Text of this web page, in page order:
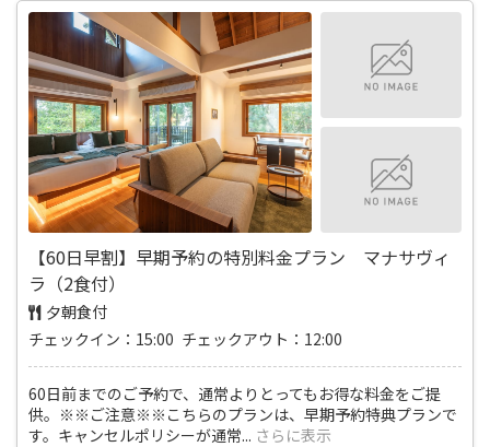
【60日早割】早期予約の特別料金プラン マナサヴィ
ラ（2食付）
夕朝食付
チェックイン：15:00 チェックアウト：12:00
60日前までのご予約で、通常よりとってもお得な料金をご提
供。※※ご注意※※こちらのプランは、早期予約特典プランで
す。キャンセルポリシーが通常... さらに表示